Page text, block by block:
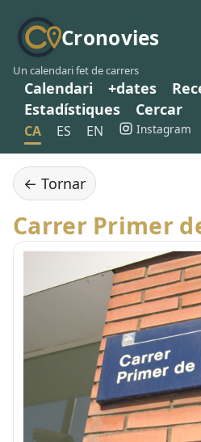
Cronovies
Un calendari fet de carrers
Calendari +dates
Estadístiques
Cercar
CA ES EN Instagram
← Tornar
Carrer Primer